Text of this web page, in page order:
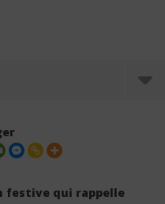
festive qui rappelle